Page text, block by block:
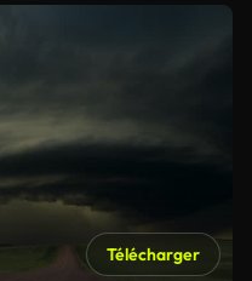
Télécharger